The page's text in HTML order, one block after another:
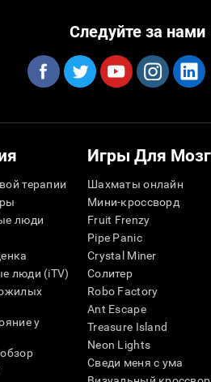
Следуйте за нами
терапии
люди
люди (iTV)
у
Игры Для
Шахматы онлайн
Мини-кроссворд
Fruit Frenzy
Pipe Panic
Crystal Miner
Солитер
Robo Factory
Ant Escape
Treasure Island
Neon Lights
Сведи меня с ума